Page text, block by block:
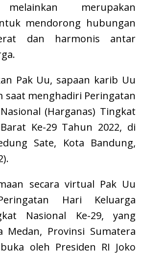
merupakan
mendorong hubungan
dan harmonis antar
Pak Uu, sapaan karib Uu
saat menghadiri Peringatan
(Harganas) Tingkat
Ke-29 Tahun 2022, di
Sate, Kota Bandung,
secara virtual Pak Uu
Hari Keluarga
Nasional Ke-29, yang
Medan, Provinsi Sumatera
oleh Presiden RI Joko